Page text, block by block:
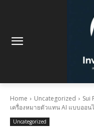
Home Uncategorized
Sui
เครื่องหมายตัวแทน AI แบบออ
Uncategorized